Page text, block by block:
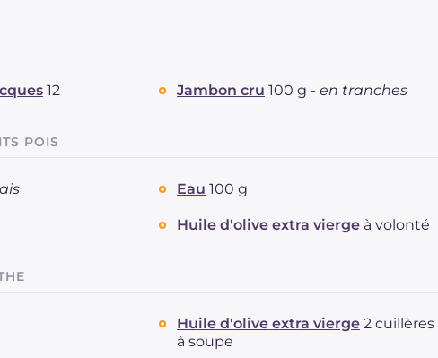
12 Jambon cru 100 g - en tranches
POIS
Eau 100 g
Huile d'olive extra vierge à volonté
Huile d'olive extra vierge 2 cuillères
à soupe